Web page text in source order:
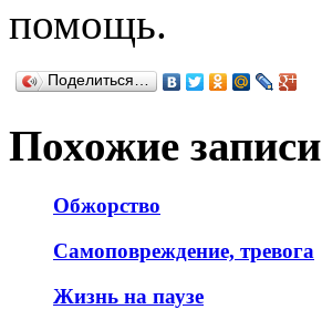
помощь.
Поделиться…
Похожие записи
Обжорство
Самоповреждение, тревога
Жизнь на паузе